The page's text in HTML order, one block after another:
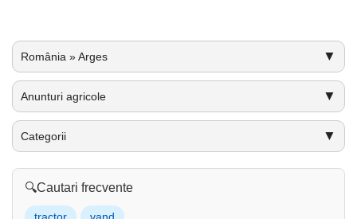
România » Arges ▼
Anunturi agricole ▼
Categorii ▼
🔍Cautari frecvente